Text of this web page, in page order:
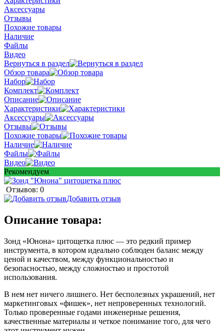
Аксессуары
Отзывы
Похожие товары
Наличие
Файлы
Видео
Вернуться в раздел
Обзор товара
Набор
Комплект
Описание
Характеристики
Аксессуары
Отзывы
Похожие товары
Наличие
Файлы
Видео
Рекомендуем
Отзывов: 0
Добавить отзыв
Описание товара:
Зонд «Юнона» цитощетка плюс — это редкий пример
инструмента, в котором идеально соблюден баланс между
ценой и качеством, между функциональностью и
безопасностью, между сложностью и простотой
использования.
В нем нет ничего лишнего. Нет бесполезных украшений, нет
маркетинговых «фишек», нет непроверенных технологий.
Только проверенные годами инженерные решения,
качественные материалы и четкое понимание того, для чего